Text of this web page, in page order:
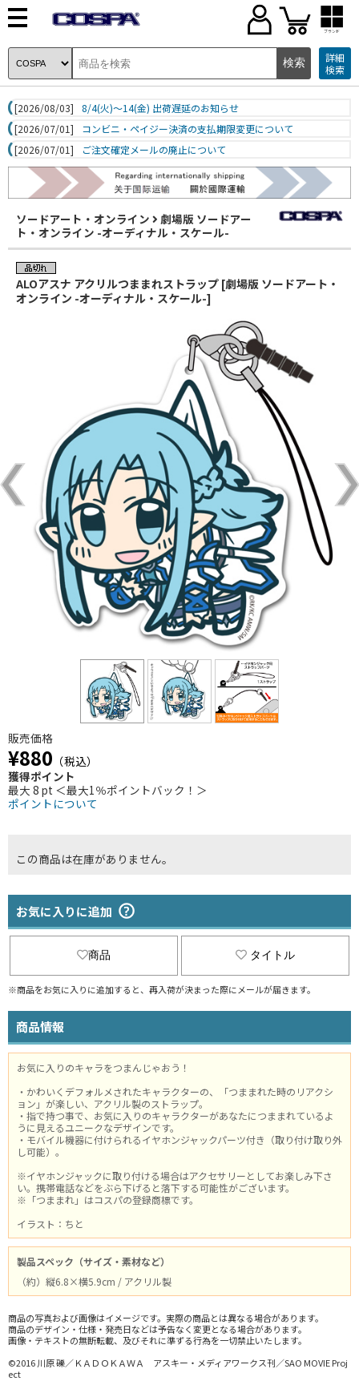
ブランド
詳細
検索
[2026/08/03]
8/4(火)～14(金) 出荷遅延のお知らせ
[2026/07/01]
コンビニ・ペイジー決済の支払期限変更について
[2026/07/01]
ご注文確定メールの廃止について
ソードアート・オンライン
劇場版 ソードアー
ト・オンライン -オーディナル・スケール-
ALOアスナ アクリルつままれストラップ [劇場版 ソードアート・
オンライン -オーディナル・スケール-]
販売価格
¥880 （税込）
獲得ポイント
最大 8 pt ＜最大1％ポイントバック！＞
ポイントについて
この商品は在庫がありません。
お気に入りに追加
商品 タイトル
※商品をお気に入りに追加すると、再入荷が決まった際にメールが届きます。
商品情報
お気に入りのキャラをつまんじゃおう！
・かわいくデフォルメされたキャラクターの、「つままれた時のリアクシ
ョン」が楽しい、アクリル製のストラップ。
・指で持つ事で、お気に入りのキャラクターがあなたにつままれているよ
うに見えるユニークなデザインです。
・モバイル機器に付けられるイヤホンジャックパーツ付き（取り付け取り外
し可能）。
※イヤホンジャックに取り付ける場合はアクセサリーとしてお楽しみ下さ
い。携帯電話などをぶら下げると落下する可能性がございます。
※「つままれ」はコスパの登録商標です。
イラスト：ちと
製品スペック（サイズ・素材など）
（約）縦6.8×横5.9cm / アクリル製
商品の写真および画像はイメージです。実際の商品とは異なる場合があります。
商品のデザイン・仕様・発売日などは予告なく変更となる場合があります。
画像・テキストの無断転載、及びそれに準ずる行為を一切禁止いたします。
©2016 川原 礫／ＫＡＤＯＫＡＷＡ アスキー・メディアワークス刊／SAO MOVIE Proj
ect